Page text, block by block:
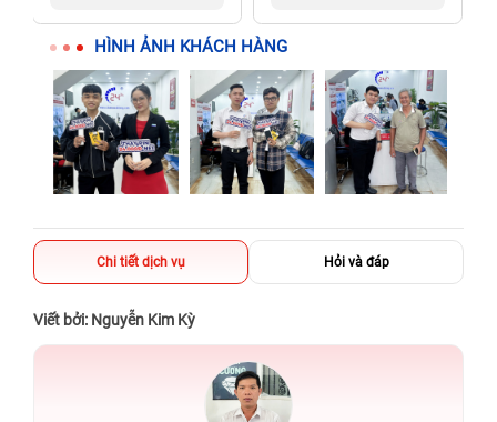
HÌNH ẢNH KHÁCH HÀNG
Chi tiết dịch vụ Hỏi và đáp
Viết bởi: Nguyễn Kim Kỳ